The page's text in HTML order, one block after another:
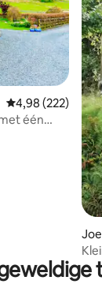
recensies
Gemiddelde
4,98 (222)
één